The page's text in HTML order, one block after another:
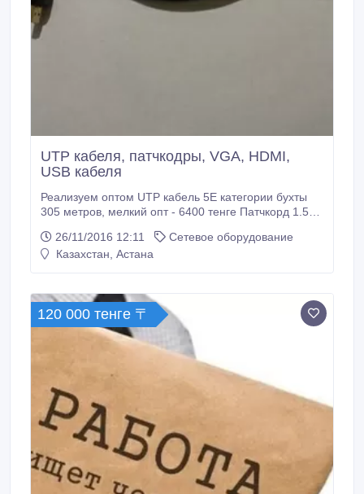
UTP кабеля, патчкодры, VGA, HDMI,
USB кабеля
Реализуем оптом UTP кабель 5Е категории бухты
305 метров, мелкий опт - 6400 тенге Патчкорд 1.5
Патчкорд 5 метров - 240 тенге, Патчкорд 10 метров
- 390 тенге HDMI кабель 1.5 метра - 450 тенге,
тенге, HDMI кабель 20 метров - 4100 тенге VGA
кабель 15М15М 1.
26/11/2016 12:11
Сетевое оборудование
Казахстан, Астана
120 000 тенге 〒